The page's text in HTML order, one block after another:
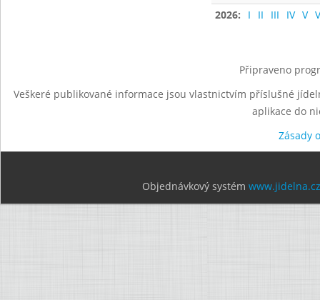
2026:
I II III IV V
Připraveno
Veškeré publikované informace jsou vlastnictvím příslušné
aplikace do
Zásady
Objednávkový systém www.jidelna.cz